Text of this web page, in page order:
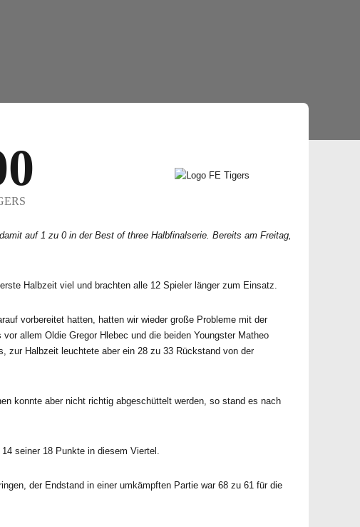
0
1
2
3
4
5
6
auf 1 zu 0 in der Best of three Halbfinalserie. Bereits am Freitag,
Halbzeit viel und brachten alle 12 Spieler länger zum Einsatz.
vorbereitet hatten, hatten wir wieder große Probleme mit der
allem Oldie Gregor Hlebec und die beiden Youngster Matheo
zur Halbzeit leuchtete aber ein 28 zu 33 Rückstand von der
konnte aber nicht richtig abgeschüttelt werden, so stand es nach
seiner 18 Punkte in diesem Viertel.
der Endstand in einer umkämpften Partie war 68 zu 61 für die